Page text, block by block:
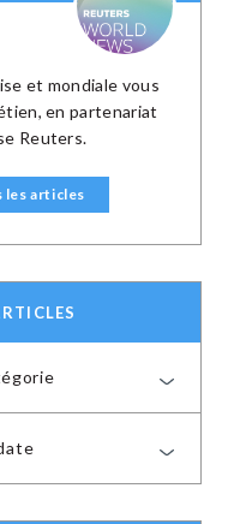
et mondiale vous
en partenariat
Reuters.
les articles